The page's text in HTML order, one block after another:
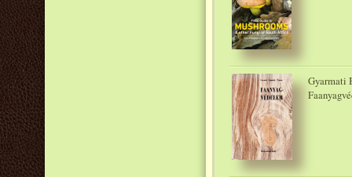
Gyarmati